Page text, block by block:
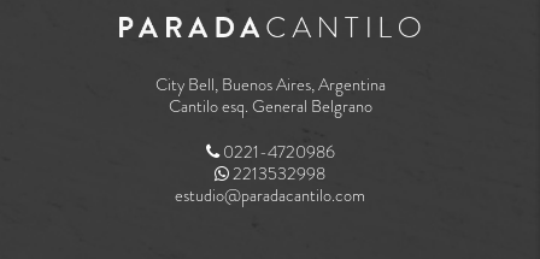
City Bell, Buenos Aires, Argentina
Cantilo esq. General Belgrano
0221-4720986
2213532998
estudio@paradacantilo.com